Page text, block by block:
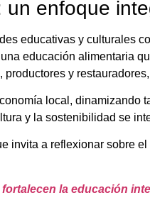
un enfoque
educativas y culturales
educación alimentaria
y
local, dinamizando
y la sostenibilidad se
invita a reflexionar sobre
la educación